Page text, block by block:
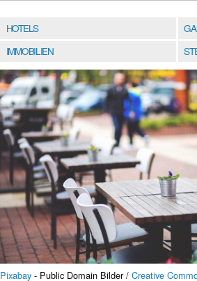
HOTELS
IMMOBILIEN
Pixabay - Public Domain Bilder / Creative